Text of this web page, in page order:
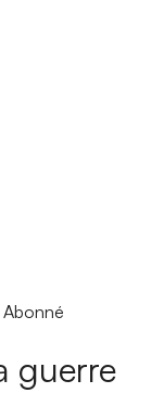
Abonné
guerre